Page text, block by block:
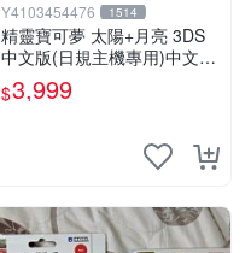
Y4103454476 1514
精靈寶可夢 太陽+月亮 3DS
中文版(日規主機專用)中文版
全新未拆
$3,999